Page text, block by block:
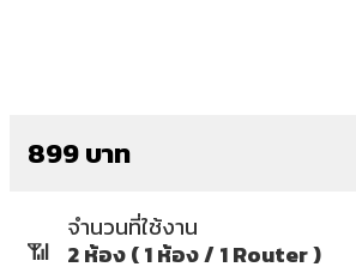
899 บาท
📶
จำนวนที่ใช้งาน
2 ห้อง ( 1 ห้อง / 1 Router )